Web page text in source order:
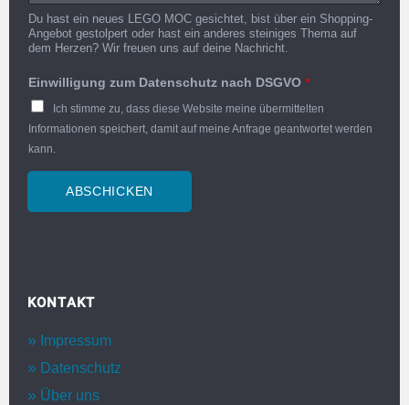
Du hast ein neues LEGO MOC gesichtet, bist über ein Shopping-
Angebot gestolpert oder hast ein anderes steiniges Thema auf
dem Herzen? Wir freuen uns auf deine Nachricht.
Einwilligung zum Datenschutz nach DSGVO *
Ich stimme zu, dass diese Website meine übermittelten
Informationen speichert, damit auf meine Anfrage geantwortet werden
kann.
ABSCHICKEN
KONTAKT
Impressum
Datenschutz
Über uns